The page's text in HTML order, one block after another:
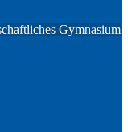
Gymnasium